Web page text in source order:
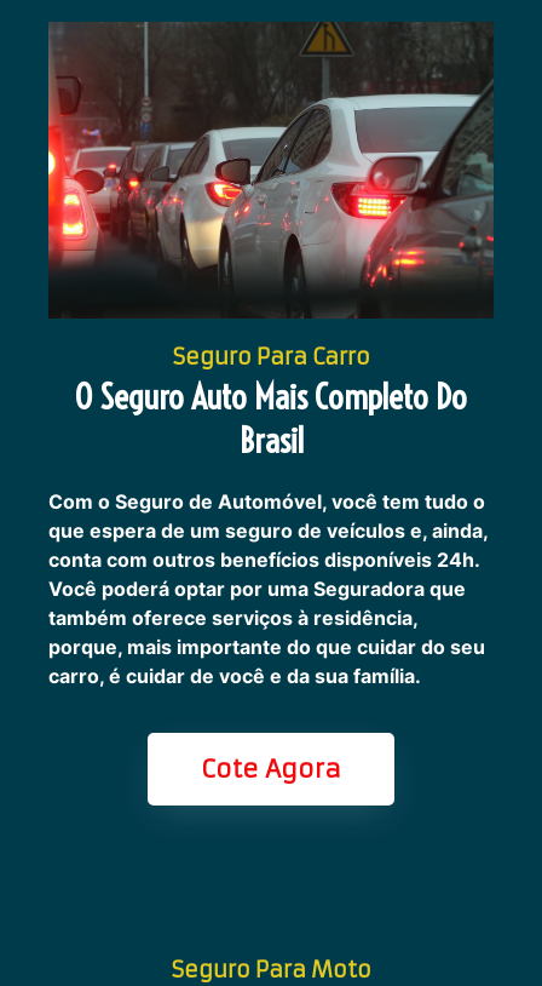
Seguro Para Carro
O Seguro Auto Mais Completo Do
Brasil
Com o Seguro de Automóvel, você tem tudo o
que espera de um seguro de veículos e, ainda,
conta com outros benefícios disponíveis 24h.
Você poderá optar por uma Seguradora que
também oferece serviços à residência,
porque, mais importante do que cuidar do seu
carro, é cuidar de você e da sua família.
Cote Agora
Seguro Para Moto